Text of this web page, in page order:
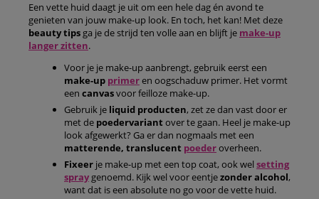
Een vette huid daagt je uit om een hele dag én avond te
genieten van jouw make-up look. En toch, het kan! Met deze
beauty tips ga je de strijd ten volle aan en blijft je make-up
langer zitten.
Voor je je make-up aanbrengt, gebruik eerst een
make-up primeren oogschaduw primer. Het vormt
een canvasvoor feilloze make-up.
Gebruik je liquid producten, zet ze dan vast door er
met de poedervariant over te gaan. Heel je make-up
look afgewerkt? Ga er dan nogmaals met een
matterende, translucent poederoverheen.
Fixeer je make-up met een top coat, ook wel setting
spray genoemd. Kijk wel voor eentjezonder alcohol,
want dat is een absolute no go voor de vette huid.